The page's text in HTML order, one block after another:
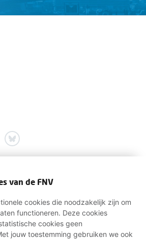
van de FNV
cookies die noodzakelijk zijn om
functioneren. Deze cookies
cookies geen
jouw toestemming gebruiken we ook